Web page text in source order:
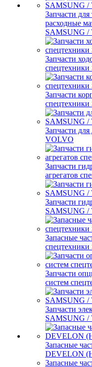
Запчасти
расходные
SAMSUNG /
Запчасти
Запчасти
Запчасти
VOLVO
Запчасти
агрегатов
Запчасти
SAMSUNG /
Запасные
Запчасти
систем
Запчасти
SAMSUNG /
Запасные
DEVELON
Запасные